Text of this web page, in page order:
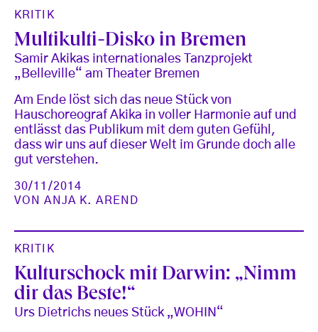
KRITIK
Multikulti-Disko in Bremen
Samir Akikas internationales Tanzprojekt
„Belleville“ am Theater Bremen
Am Ende löst sich das neue Stück von
Hauschoreograf Akika in voller Harmonie auf und
entlässt das Publikum mit dem guten Gefühl,
dass wir uns auf dieser Welt im Grunde doch alle
gut verstehen.
30/11/2014
VONANJA K. AREND
KRITIK
Kulturschock mit Darwin: „Nimm
dir das Beste!“
Urs Dietrichs neues Stück „WOHIN“